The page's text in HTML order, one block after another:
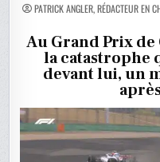
PATRICK ANGLER, RÉDACTEUR EN
Au Grand Prix
la catastrophe
devant lui, un